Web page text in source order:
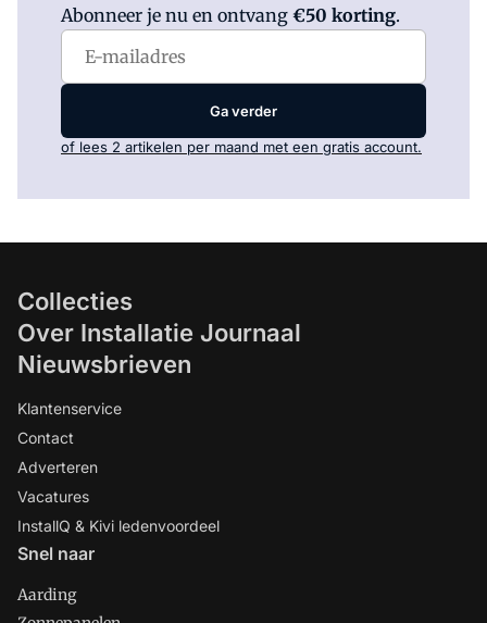
Abonneer je nu en ontvang €50 korting.
Ga verder
of lees 2 artikelen per maand met een gratis account.
Collecties
Over Installatie Journaal
Nieuwsbrieven
Klantenservice
Contact
Adverteren
Vacatures
InstallQ & Kivi ledenvoordeel
Snel naar
Aarding